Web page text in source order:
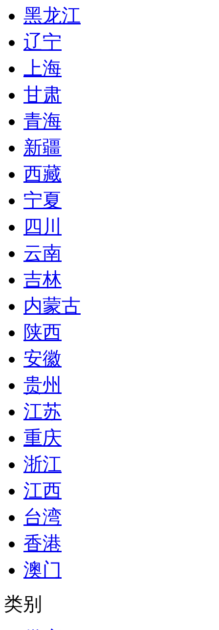
黑龙江
辽宁
上海
甘肃
青海
新疆
西藏
宁夏
四川
云南
吉林
内蒙古
陕西
安徽
贵州
江苏
重庆
浙江
江西
台湾
香港
澳门
类别